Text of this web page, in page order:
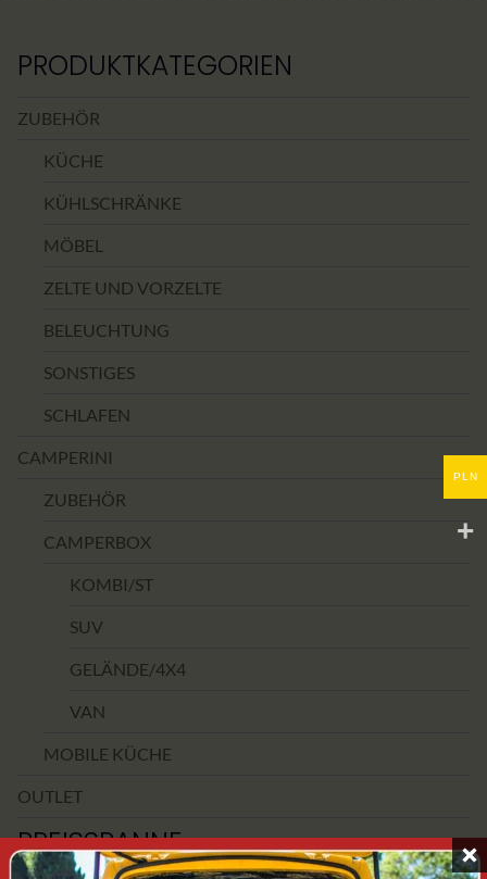
PRODUKTKATEGORIEN
ZUBEHÖR
KÜCHE
KÜHLSCHRÄNKE
MÖBEL
ZELTE UND VORZELTE
BELEUCHTUNG
SONSTIGES
SCHLAFEN
CAMPERINI
ZUBEHÖR
CAMPERBOX
KOMBI/ST
SUV
GELÄNDE/4X4
VAN
MOBILE KÜCHE
OUTLET
PREISSPANNE
PLN